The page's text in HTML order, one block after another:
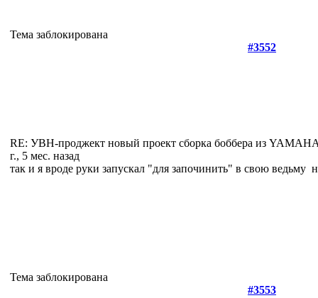
Тема заблокирована
#3552
RE: УВН-проджект новый проект сборка боббера из
г., 5 мес. назад
так и я вроде руки запускал "для започинить" в свою ведьму
Тема заблокирована
#3553